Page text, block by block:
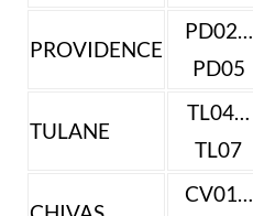
PROVIDENCE
PD02…
PD05
TULANE
TL04…
TL07
CV01…